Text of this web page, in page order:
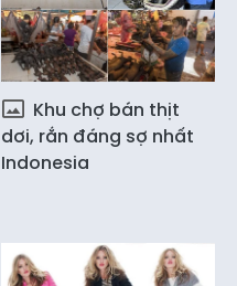
Khu chợ bán thịt
dơi, rắn đáng sợ nhất
Indonesia